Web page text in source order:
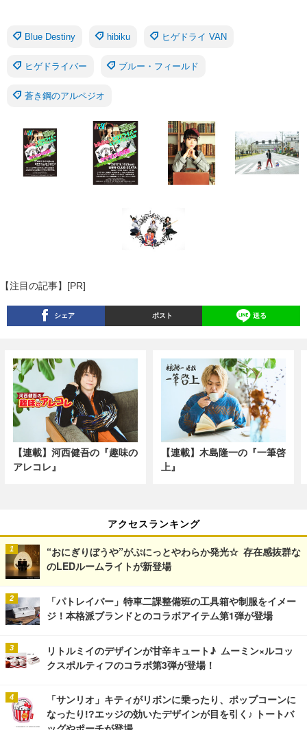
Blue Destiny hibiku ヒゲドライ VAN
ヒゲドライバー ブルー・フィールド
蒼き鋼のアルペジオ
【注目の記事】[PR]
シェア ポスト 送る
【連載】河西健吾の『趣味の
アレコレ』
【連載】木島隆一の『一筆啓
上』
アクセスランキング
“おにぎりぼうや”がぷにっとやわらか発光☆ 存在感抜群な
のLEDルームライトが新登場
「パトレイバー」特車二課整備班の工具箱や制服をイメー
ジ！本格派ブランドとのコラボアイテム第1弾が登場
リトルミイのデザインが甘辛キュート♪ ムーミン×ルコッ
クスポルティフのコラボ第3弾が登場！
「サンリオ」キティがリボンに乗ったり、ポップコーンに
なったり!?エッジの効いたデザインが目を引く♪ トートバ